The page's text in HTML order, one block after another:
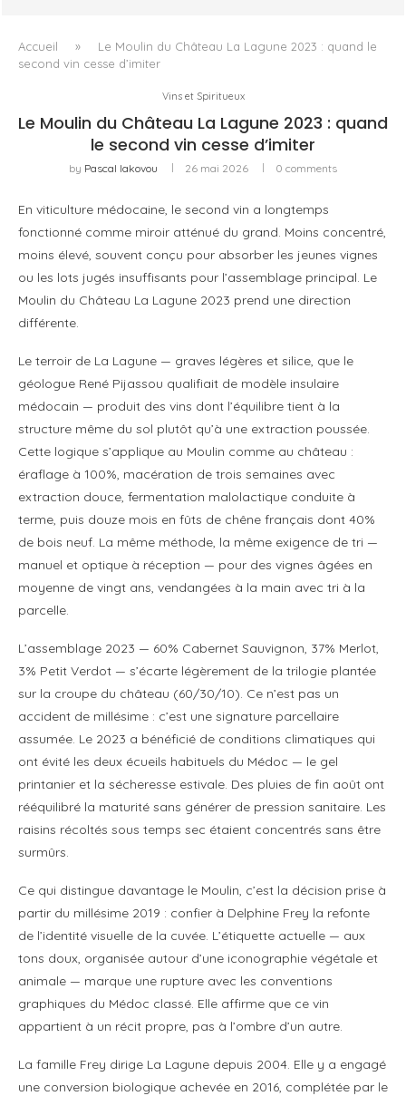
Accueil »
Le Moulin du Château La Lagune 2023 : quand le
second vin cesse d’imiter
Vins et Spiritueux
Le Moulin du Château La Lagune 2023 : quand
le second vin cesse d’imiter
by Pascal Iakovou 26 mai 2026 0 comments
En viticulture médocaine, le second vin a longtemps
fonctionné comme miroir atténué du grand. Moins concentré,
moins élevé, souvent conçu pour absorber les jeunes vignes
ou les lots jugés insuffisants pour l’assemblage principal. Le
Moulin du Château La Lagune 2023 prend une direction
différente.
Le terroir de La Lagune — graves légères et silice, que le
géologue René Pijassou qualifiait de modèle insulaire
médocain — produit des vins dont l’équilibre tient à la
structure même du sol plutôt qu’à une extraction poussée.
Cette logique s’applique au Moulin comme au château :
éraflage à 100%, macération de trois semaines avec
extraction douce, fermentation malolactique conduite à
terme, puis douze mois en fûts de chêne français dont 40%
de bois neuf. La même méthode, la même exigence de tri —
manuel et optique à réception — pour des vignes âgées en
moyenne de vingt ans, vendangées à la main avec tri à la
parcelle.
L’assemblage 2023 — 60% Cabernet Sauvignon, 37% Merlot,
3% Petit Verdot — s’écarte légèrement de la trilogie plantée
sur la croupe du château (60/30/10). Ce n’est pas un
accident de millésime : c’est une signature parcellaire
assumée. Le 2023 a bénéficié de conditions climatiques qui
ont évité les deux écueils habituels du Médoc — le gel
printanier et la sécheresse estivale. Des pluies de fin août ont
rééquilibré la maturité sans générer de pression sanitaire. Les
raisins récoltés sous temps sec étaient concentrés sans être
surmûrs.
Ce qui distingue davantage le Moulin, c’est la décision prise à
partir du millésime 2019 : confier à Delphine Frey la refonte
de l’identité visuelle de la cuvée. L’étiquette actuelle — aux
tons doux, organisée autour d’une iconographie végétale et
animale — marque une rupture avec les conventions
graphiques du Médoc classé. Elle affirme que ce vin
appartient à un récit propre, pas à l’ombre d’un autre.
La famille Frey dirige La Lagune depuis 2004. Elle y a engagé
une conversion biologique achevée en 2016, complétée par le